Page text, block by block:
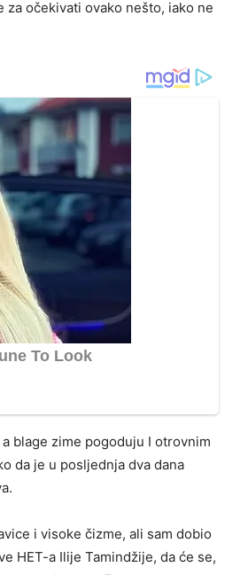
očekivati ovako nešto, iako ne
blage zime pogoduju I otrovnim
da je u posljednja dva dana
i visoke čizme, ali sam dobio
HET-a Ilije Tamindžije, da će se,